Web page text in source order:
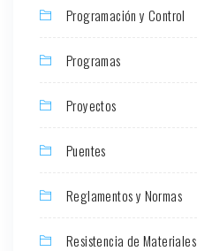
Programación y Control
Programas
Proyectos
Puentes
Reglamentos y Normas
Resistencia de Materiales